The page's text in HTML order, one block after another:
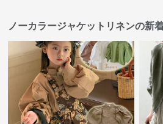
ノーカラージャケットリネンの新